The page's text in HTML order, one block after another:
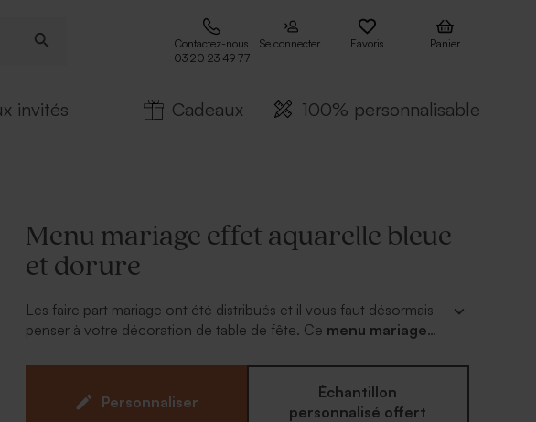
Contactez-nous
03 20 23 49 77
Se connecter Favoris Panier
invités Cadeaux 100% personnalisable
Menu mariage effet aquarelle bleue
et dorure
Les faire part mariage ont été distribués et il vous faut désormais
penser à votre décoration de table de fête. Ce menu mariage
mets de façon élégante. Au recto, vos prénoms et date en or et
relief. Un rappel des motifs accompagnera vos délicieux mets que
vous inscrirez à l'intérieur. Au dos, un simple bon appétit ou bonne
Personnaliser
Échantillon
personnalisé offert